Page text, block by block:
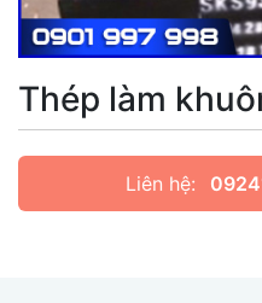
Thép làm
Liên hệ: